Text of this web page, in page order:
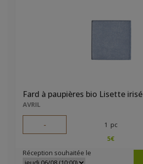
Fard à paupières bio Lisette irisé
AVRIL
- 1 pc
5€
Réception souhaitée le